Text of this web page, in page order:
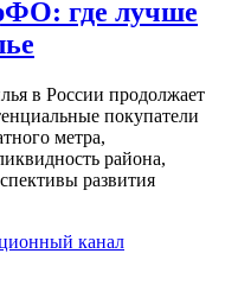
где лучше
в России продолжает
покупатели
метра,
района,
развития
канал